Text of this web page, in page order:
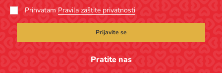
Prihvatam Pravila zaštite privatnosti
Prijavite se
Pratite nas